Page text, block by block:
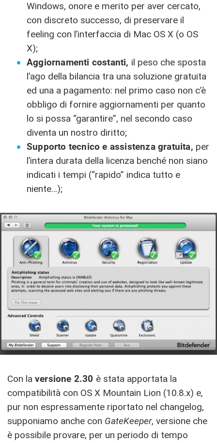
Windows, onore e merito per aver cercato,
con discreto successo, di preservare il
feeling con l’interfaccia di Mac OS X (o OS
X);
Aggiornamenti costanti, il peso che sposta
l’ago della bilancia tra una soluzione gratuita
ed una a pagamento: nel primo caso non c’è
obbligo di fornire aggiornamenti per quanto
lo si possa “garantire”, nel secondo caso
diventa un nostro diritto;
Supporto tecnico e assistenza gratuita, per
l’intera durata della licenza benché non siano
indicati i tempi (“rapido” indica tutto e
niente…);
Con la versione 2.30 è stata apportata la
compatibilità con OS X Mountain Lion (10.8.x) e,
pur non espressamente riportato nel changelog,
supponiamo anche con GateKeeper, versione che
è possibile provare, per un periodo di tempo